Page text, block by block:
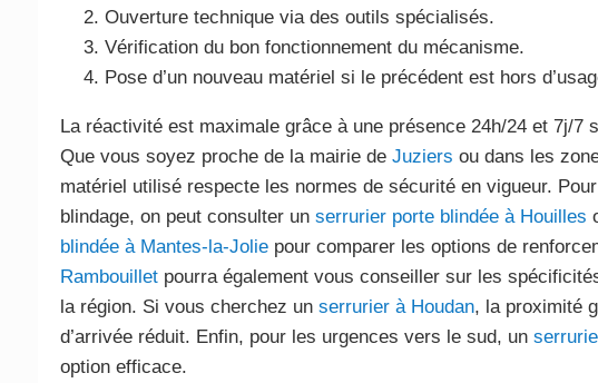
Ouverture technique via des outils spécialisés.
Vérification du bon fonctionnement du mécanisme.
Pose d’un nouveau matériel si le précédent est hors
La réactivité est maximale grâce à une présence 24h/24 et 7j/7
Que vous soyez proche de la mairie de Juziers ou dans les
matériel utilisé respecte les normes de sécurité en vigueur.
blindage, on peut consulter un serrurier porte blindée à Houilles
blindée à Mantes-la-Joliepour comparer les options de
Rambouilletpourra également vous conseiller sur les
la région. Si vous cherchez un serrurier à Houdan, la proximité
d’arrivée réduit. Enfin, pour les urgences vers le sud, un
option efficace.